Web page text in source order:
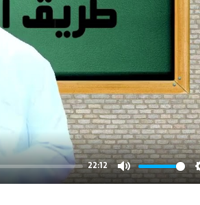
22:12
Mute